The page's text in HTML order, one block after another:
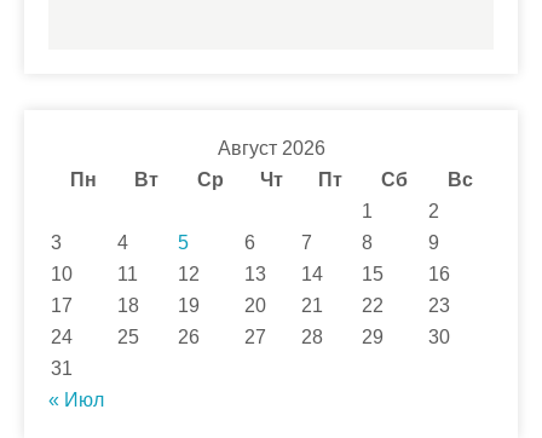
Август 2026
Пн
Вт Ср Чт Пт Сб
Вс
1
2
3
4 5 6 7 8
9
10
11 12 13 14 15
16
17
18 19 20 21 22
23
24
25 26 27 28 29
30
31
« Июл